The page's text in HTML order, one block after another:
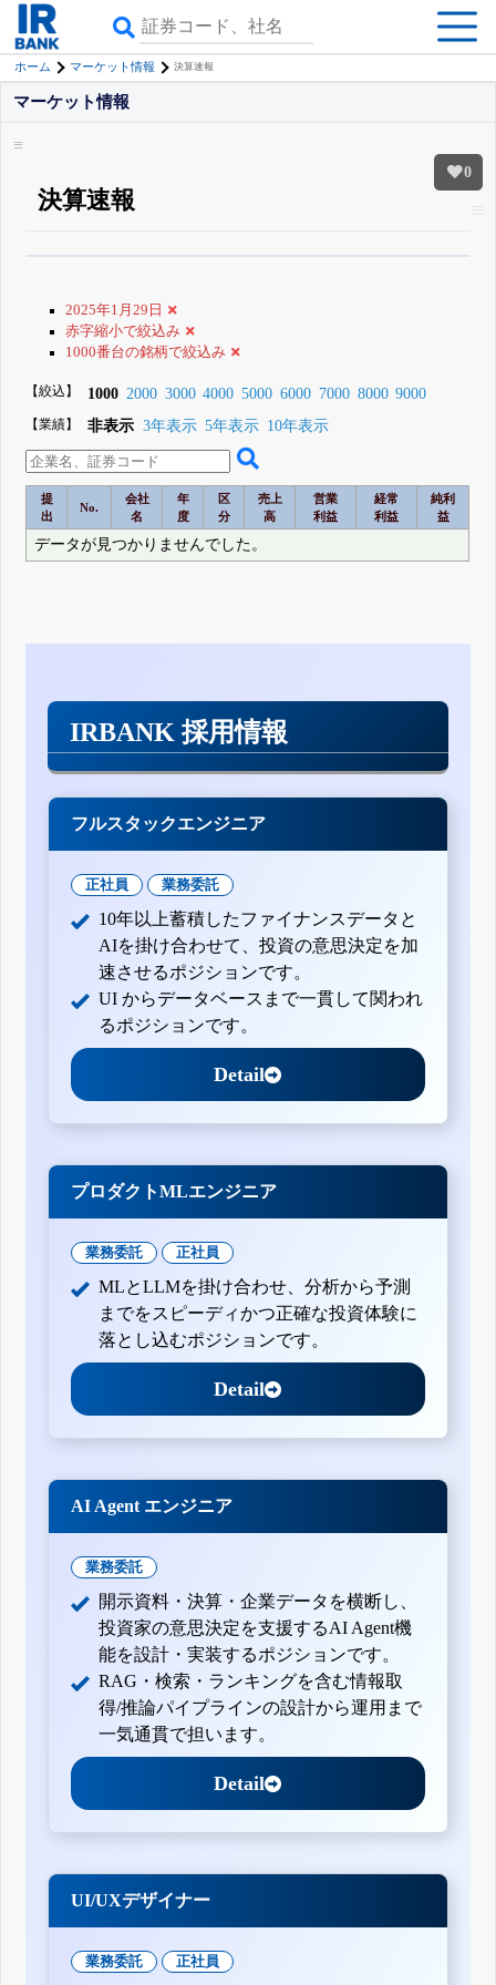
ホーム マーケット情報 決算速報
0
マーケット情報
決算速報
登録すると永久30%OFFと米株版の先行利用も付きます
2025年1月29日
赤字縮小で絞込み
1000番台の銘柄で絞込み
【絞込】 1000 2000 3000 4000 5000 6000 7000 8000 9000
【業績】 非表示 3年表示 5年表示 10年表示
提
出
No.
会社
名
年
度
区
分
売上
高
営業
利益
経常
利益
純利
益
データが見つかりませんでした。
IRBANK 採用情報
フルスタックエンジニア
正社員 業務委託
10年以上蓄積したファイナンスデータと
AIを掛け合わせて、投資の意思決定を加
速させるポジションです。
UI からデータベースまで一貫して関われ
るポジションです。
Detail
プロダクトMLエンジニア
業務委託 正社員
MLとLLMを掛け合わせ、分析から予測
までをスピーディかつ正確な投資体験に
落とし込むポジションです。
Detail
AI Agent エンジニア
業務委託
開示資料・決算・企業データを横断し、
投資家の意思決定を支援するAI Agent機
能を設計・実装するポジションです。
RAG・検索・ランキングを含む情報取
得/推論パイプラインの設計から運用まで
一気通貫で担います。
Detail
UI/UXデザイナー
業務委託 正社員